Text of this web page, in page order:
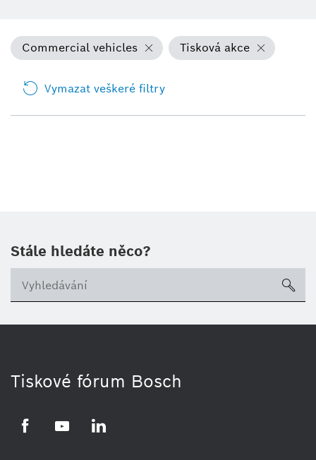
Commercial vehicles Tisková akce
Vymazat veškeré filtry
Stále hledáte něco?
Tiskové fórum Bosch